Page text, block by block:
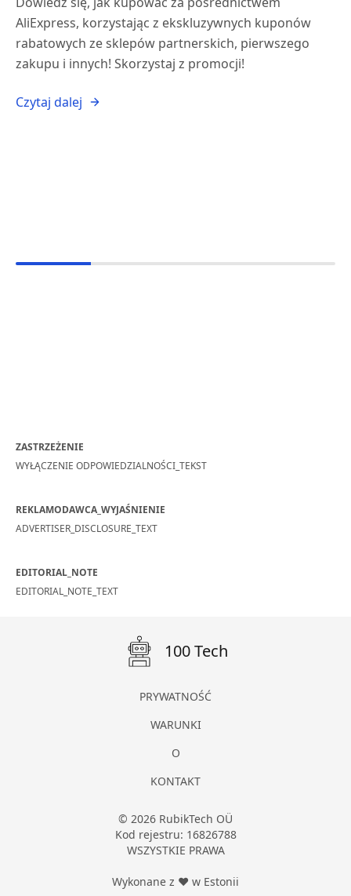
AliExpress, korzystając z ekskluzywnych kuponów
rabatowych ze sklepów partnerskich, pierwszego
zakupu i innych! Skorzystaj z promocji!
Czytaj dalej
ZASTRZEŻENIE
WYŁĄCZENIE ODPOWIEDZIALNOŚCI_TEKST
REKLAMODAWCA_WYJAŚNIENIE
ADVERTISER_DISCLOSURE_TEXT
EDITORIAL_NOTE
EDITORIAL_NOTE_TEXT
100 Tech
PRYWATNOŚĆ
WARUNKI
O
KONTAKT
© 2026 RubikTech OÜ
Kod rejestru: 16826788
WSZYSTKIE PRAWA
Wykonane z ❤ w Estonii